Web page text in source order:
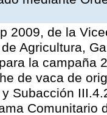
2009, de la
Agricultura,
la campaña
de vaca de
Subacción
Comunitario